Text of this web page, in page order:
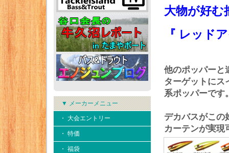
▼ メーカーメニュー
・ 大会エントリー
・ 特価
・ 福袋
大物が好む
『 レッド
他のポッパーと
ターゲットにス
系ポッパーです
デカバスがこの
カーテンが実現